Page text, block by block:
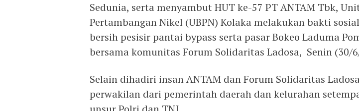
Sedunia, serta menyambut HUT ke-57 PT ANTAM Tbk,
Pertambangan Nikel (UBPN) Kolaka melakukan bakti
bersih pesisir pantai bypass serta pasar Bokeo Laduma
bersama komunitas Forum Solidaritas Ladosa, Senin (30/
Selain dihadiri insan ANTAM dan Forum Solidaritas
perwakilan dari pemerintah daerah dan kelurahan